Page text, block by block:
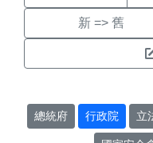
新 => 舊
總統府 行政院 立